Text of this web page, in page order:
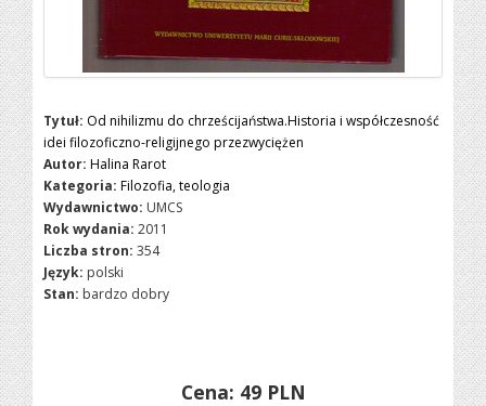
Tytuł: Od nihilizmu do chrześcijaństwa.Historia i współczesność
idei filozoficzno-religijnego przezwyciężen
Autor: Halina Rarot
Kategoria: Filozofia, teologia
Wydawnictwo: UMCS
Rok wydania: 2011
Liczba stron: 354
Język: polski
Stan: bardzo dobry
Cena: 49 PLN